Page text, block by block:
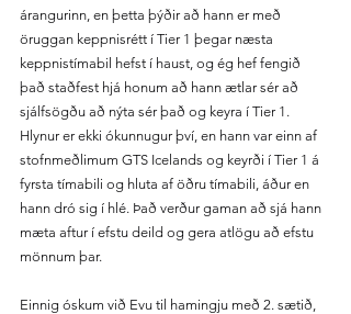
árangurinn, en þetta þýðir að hann er með
öruggan keppnisrétt í Tier 1 þegar næsta
keppnistímabil hefst í haust, og ég hef fengið
það staðfest hjá honum að hann ætlar sér að
sjálfsögðu að nýta sér það og keyra í Tier 1.
Hlynur er ekki ókunnugur því, en hann var einn af
stofnmeðlimum GTS Icelands og keyrði í Tier 1 á
fyrsta tímabili og hluta af öðru tímabili, áður en
hann dró sig í hlé. Það verður gaman að sjá hann
mæta aftur í efstu deild og gera atlögu að efstu
mönnum þar.
Einnig óskum við Evu til hamingju með 2. sætið,